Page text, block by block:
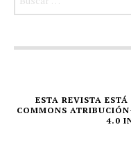
ESTA REVISTA
COMMONS
4.0